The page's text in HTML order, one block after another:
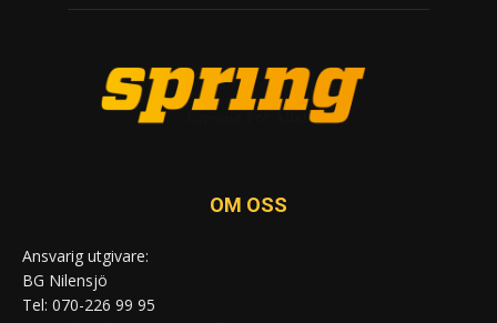
OM OSS
Ansvarig utgivare:
BG Nilensjö
Tel: 070-226 99 95